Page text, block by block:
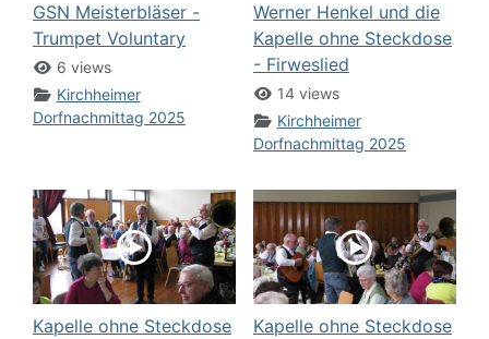
GSN Meisterbläser -
Trumpet Voluntary
6 views
Kirchheimer
Dorfnachmittag 2025
Werner Henkel und die
Kapelle ohne Steckdose
- Firweslied
14 views
Kirchheimer
Dorfnachmittag 2025
Kapelle ohne Steckdose
Kapelle ohne Steckdose